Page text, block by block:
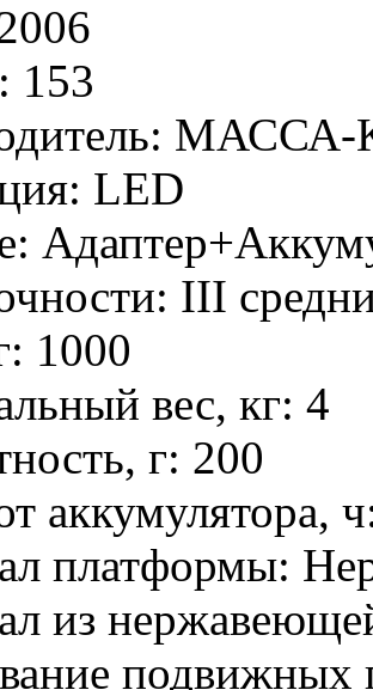
: 153
: МАССА-К
: LED
:
: III
: 1000
вес, кг: 4
г: 200
аккумулятора, ч
платформы:
из
подвижных